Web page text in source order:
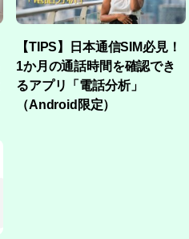
【TIPS】日本通信SIM必見！
1か月の通話時間を確認でき
るアプリ「電話分析」
（Android限定）